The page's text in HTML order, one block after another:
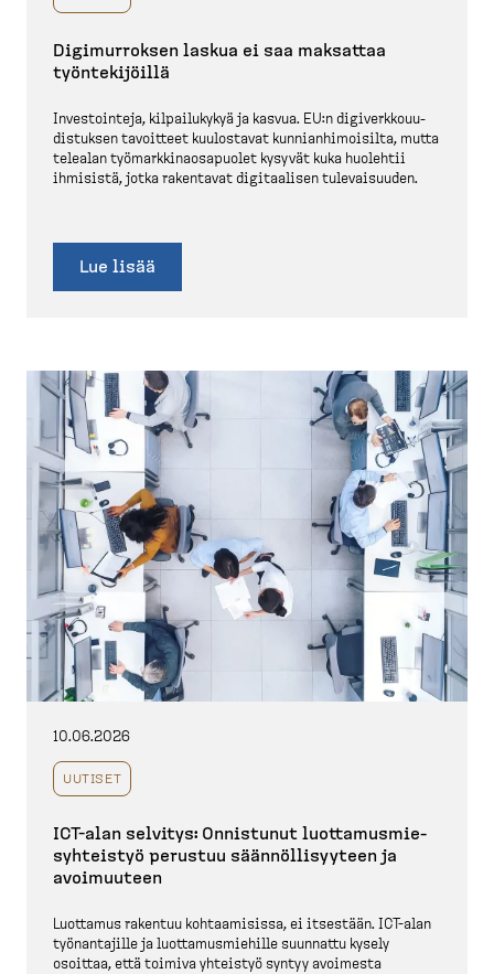
Digimur­roksen laskua ei saa maksattaa
työnte­ki­jöillä
Investointeja, kilpai­lukykyä ja kasvua. EU:n digiverk­ko­uu­
dis­tuksen tavoitteet kuulostavat kunnian­hi­moisilta, mutta
telealan työmark­ki­naos­a­puolet kysyvät kuka huolehtii
ihmisistä, jotka rakentavat digitaalisen tulevai­suuden.
Lue lisää
10.06.2026
UUTISET
ICT-​alan selvitys: Onnistunut luotta­mus­mie­
syh­teistyö perustuu säännöl­li­syyteen ja
avoimuuteen
Luottamus rakentuu kohtaa­misissa, ei itsestään. ICT-​alan
työnan­tajille ja luotta­mus­miehille suunnattu kysely
osoittaa, että toimiva yhteistyö syntyy avoimesta